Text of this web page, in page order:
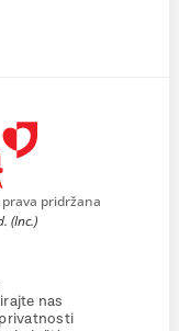
pridržana
(Inc.)
nas